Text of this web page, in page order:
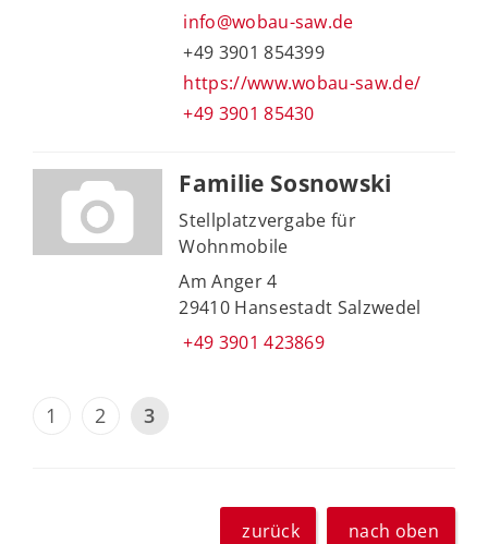
info@wobau-saw.de
+49 3901 854399
https://www.wobau-saw.de/
+49 3901 85430
Familie Sosnowski
Stellplatzvergabe für
Wohnmobile
Am Anger 4
29410 Hansestadt Salzwedel
+49 3901 423869
1 2 3
zurück nach oben